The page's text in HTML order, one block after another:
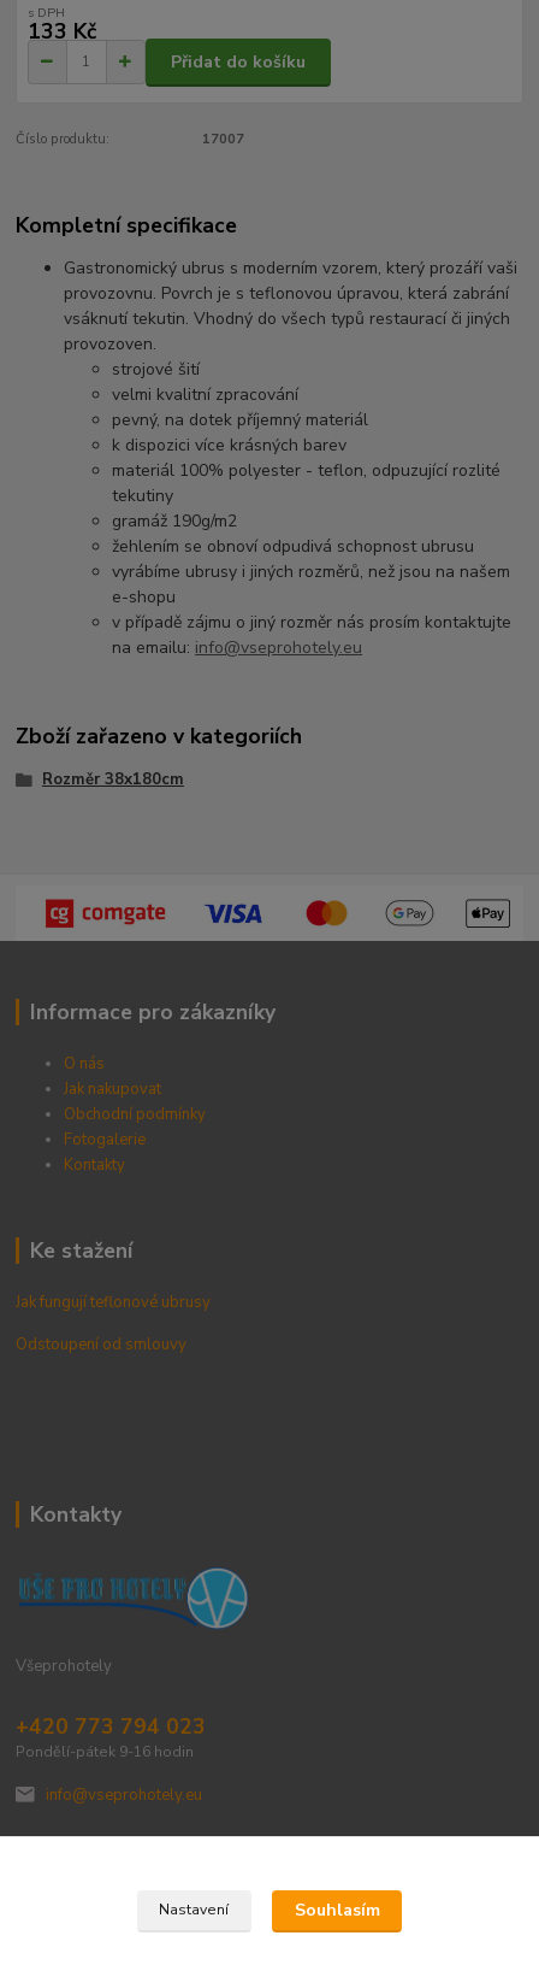
133 Kč
Přidat do košíku
Číslo produktu: 17007
Kompletní specifikace
Gastronomický ubrus s moderním vzorem, který prozáří vaši
provozovnu. Povrch je s teflonovou úpravou, která zabrání
vsáknutí tekutin. Vhodný do všech typů restaurací či jiných
provozoven.
strojové šití
velmi kvalitní zpracování
pevný, na dotek příjemný materiál
k dispozici více krásných barev
materiál 100% polyester - teflon, odpuzující rozlité
tekutiny
gramáž 190g/m2
žehlením se obnoví odpudivá schopnost ubrusu
vyrábíme ubrusy i jiných rozměrů, než jsou na našem
e-shopu
v případě zájmu o jiný rozměr nás prosím kontaktujte
na emailu: info@vseprohotely.eu
Zboží zařazeno v kategoriích
Rozměr 38x180cm
Informace pro zákazníky
O nás
Jak nakupovat
Obchodní podmínky
Fotogalerie
Kontakty
Ke stažení
Jak fungují teflonové ubrusy
Odstoupení od smlouvy
Kontakty
Všeprohotely
+420 773 794 023
Pondělí-pátek 9-16 hodin
info@vseprohotely.eu
Upravit sběr cookies.
Nastavení Souhlasím